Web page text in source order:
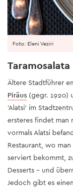
Taramosalata
Ältere Stadtführer
Piräus (gegr. 1920)
'Alatsi‘ im
ersteres findet man
vormals Alatsi
Restaurant, wo
serviert bekommt,
Desserts – und
Jedoch gibt es
Foto: Eleni Veziri